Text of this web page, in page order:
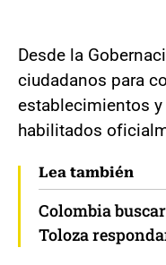
Desde la
ciudadanos para
establecimientos
habilitados
Lea también
Colombia
Toloza